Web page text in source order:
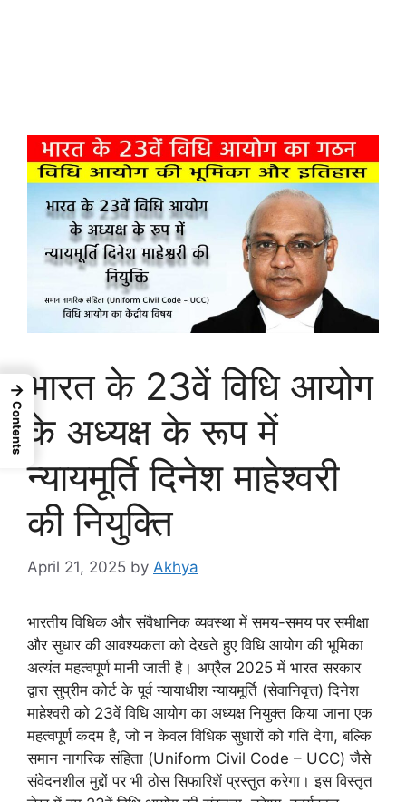
भारत के 23वें विधि आयोग
के अध्यक्ष के रूप में
न्यायमूर्ति दिनेश माहेश्वरी
की नियुक्ति
April 21, 2025 by Akhya
भारतीय विधिक और संवैधानिक व्यवस्था में समय-समय पर समीक्षा
और सुधार की आवश्यकता को देखते हुए विधि आयोग की भूमिका
अत्यंत महत्वपूर्ण मानी जाती है। अप्रैल 2025 में भारत सरकार
द्वारा सुप्रीम कोर्ट के पूर्व न्यायाधीश न्यायमूर्ति (सेवानिवृत्त) दिनेश
माहेश्वरी को 23वें विधि आयोग का अध्यक्ष नियुक्त किया जाना एक
महत्वपूर्ण कदम है, जो न केवल विधिक सुधारों को गति देगा, बल्कि
समान नागरिक संहिता (Uniform Civil Code – UCC) जैसे
संवेदनशील मुद्दों पर भी ठोस सिफारिशें प्रस्तुत करेगा। इस विस्तृत
→
Contents